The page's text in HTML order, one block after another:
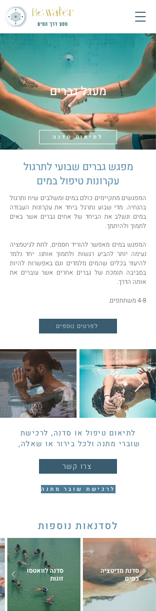
מעגל גברים
לתיאום סדנה
מפגש גברים שבועי לתרגול
עקרונות טיפול במים
המפגשים מתקיימים כולם במים ומשלבים שיח ותרגול
בהנחיה. מדי שבוע נתרגל ביחד את עקרונות העבודה
במים ונשלב את הביחד של אחים גברים אשר באים
לתמוך ולהיתמך.
המפגש במים מאפשר להוריד חסמים, לתת לגיטמציה
נעימה יותר להביע רגשות ולתמוך אותנו. יחד נלמד
להיעזר בכלים שהמים מלמדים וגם באפשרות להיות
בסביבה תומכת של גברים אחרים אשר עוברים את
אותה הדרך.
4-8 משתתפים.
לפרטים נוספים
לתיאום טיפול או סדנה, לרכישת
שוברי מתנה ולכל בירור או שאלה,
צרו קשר
לרכישת שובר מתנה
לסדנאות נוספות
סדנת מדיטציה
במים
סדנה לוואטסו
זוגות